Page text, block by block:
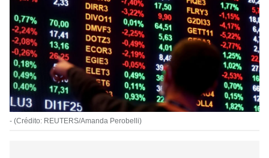
- (Crédito: REUTERS/Amanda Perobelli)